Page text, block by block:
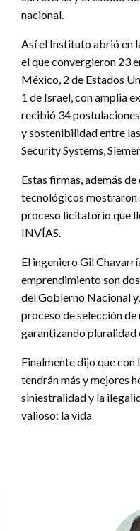
nacional.
Así el Instituto abrió en
el que convergieron 23
México, 2 de Estados
1 de Israel, con amplia
recibió 34
y sostenibilidad entre
Security Systems,
Estas firmas, además
tecnológicos mostraron
proceso licitatorio que
INVÍAS.
El ingeniero Gil
emprendimiento son
del Gobierno Nacional
proceso de selección
garantizando pluralidad
Finalmente dijo que con
tendrán más y mejores
siniestralidad y la
valioso: la vida